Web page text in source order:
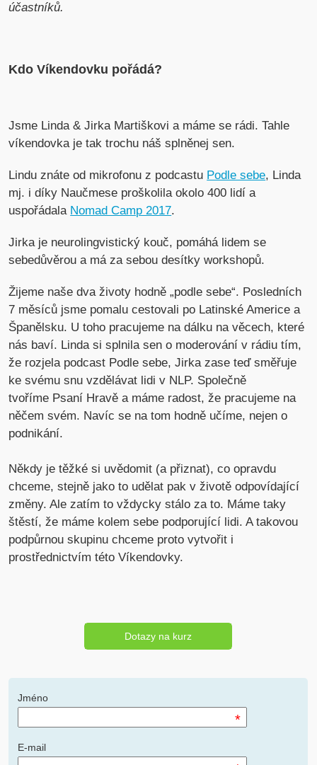
účastníků.
Kdo Víkendovku pořádá?
Jsme Linda & Jirka Martiškovi a máme se rádi. Tahle
víkendovka je tak trochu náš splněnej sen.
Lindu znáte od mikrofonu z podcastu Podle sebe, Linda
mj. i díky Naučmese proškolila okolo 400 lidí a
uspořádala Nomad Camp 2017.
Jirka je neurolingvistický kouč, pomáhá lidem se
sebedůvěrou a má za sebou desítky workshopů.
Žijeme naše dva životy hodně „podle sebe“. Posledních
7 měsíců jsme pomalu cestovali po Latinské Americe a
Španělsku. U toho pracujeme na dálku na věcech, které
nás baví. Linda si splnila sen o moderování v rádiu tím,
že rozjela podcast Podle sebe, Jirka zase teď směřuje
ke svému snu vzdělávat lidi v NLP. Společně
tvoříme Psaní Hravě a máme radost, že pracujeme na
něčem svém. Navíc se na tom hodně učíme, nejen o
podnikání.
Někdy je těžké si uvědomit (a přiznat), co opravdu
chceme, stejně jako to udělat pak v životě odpovídající
změny. Ale zatím to vždycky stálo za to. Máme taky
štěstí, že máme kolem sebe podporující lidi. A takovou
podpůrnou skupinu chceme proto vytvořit i
prostřednictvím této Víkendovky.
Dotazy na kurz
Jméno
*
E-mail